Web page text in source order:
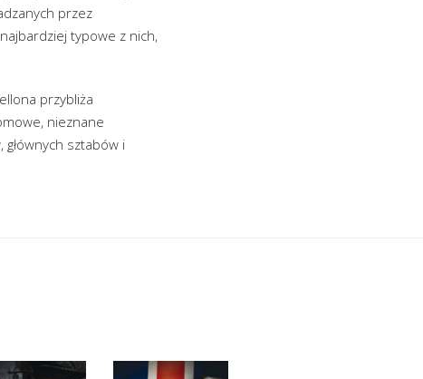
przez
typowe z nich,
przybliża
nieznane
sztabów i